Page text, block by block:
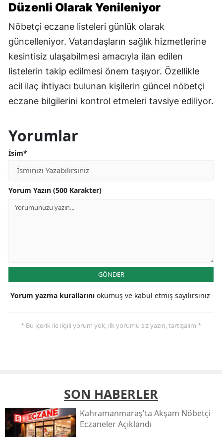
Düzenli Olarak Yenileniyor
Nöbetçi eczane listeleri günlük olarak
güncelleniyor. Vatandaşların sağlık hizmetlerine
kesintisiz ulaşabilmesi amacıyla ilan edilen
listelerin takip edilmesi önem taşıyor. Özellikle
acil ilaç ihtiyacı bulunan kişilerin güncel nöbetçi
eczane bilgilerini kontrol etmeleri tavsiye ediliyor.
Yorumlar
İsim*
Yorum Yazın (500 Karakter)
GÖNDER
Yorum yazma kurallarını okumuş ve kabul etmiş sayılırsınız
* Bu içerik ile ilgili yorum yok, ilk yorumu siz yazın, tartışalım *
SON HABERLER
Kahramanmaraş'ta Akşam Nöbetçi
Eczaneler Açıklandı